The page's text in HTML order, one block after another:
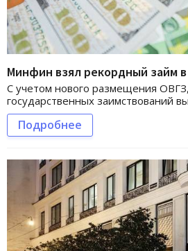
Минфин взял рекордный займ в
С учетом нового размещения
государственных заимствований
Подробнее